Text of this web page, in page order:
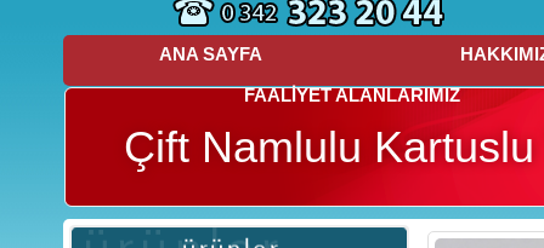
ANA SAYFA
FAALİYET ALANLARIMIZ
Çift Namlulu Kartuslu